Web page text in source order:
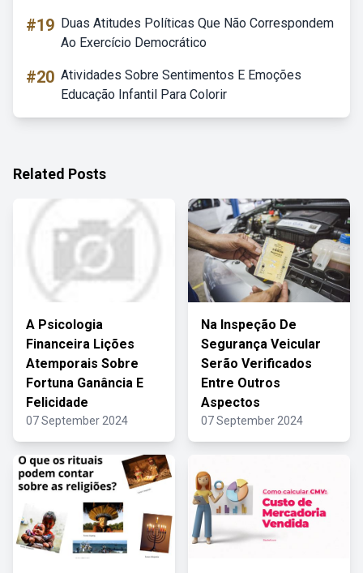
#19 Duas Atitudes Políticas Que Não Correspondem
Ao Exercício Democrático
#20 Atividades Sobre Sentimentos E Emoções
Educação Infantil Para Colorir
Related Posts
A Psicologia
Financeira Lições
Atemporais Sobre
Fortuna Ganância E
Felicidade
07 September 2024
Na Inspeção De
Segurança Veicular
Serão Verificados
Entre Outros
Aspectos
07 September 2024